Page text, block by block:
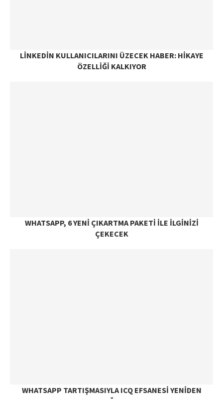
LINKEDIN KULLANICILARINI ÜZECEK HABER: HIKAYE
ÖZELLIĞI KALKIYOR
WHATSAPP, 6 YENI ÇIKARTMA PAKETI ILE ILGINIZI
ÇEKECEK
WHATSAPP TARTIŞMASIYLA ICQ EFSANESI YENIDEN